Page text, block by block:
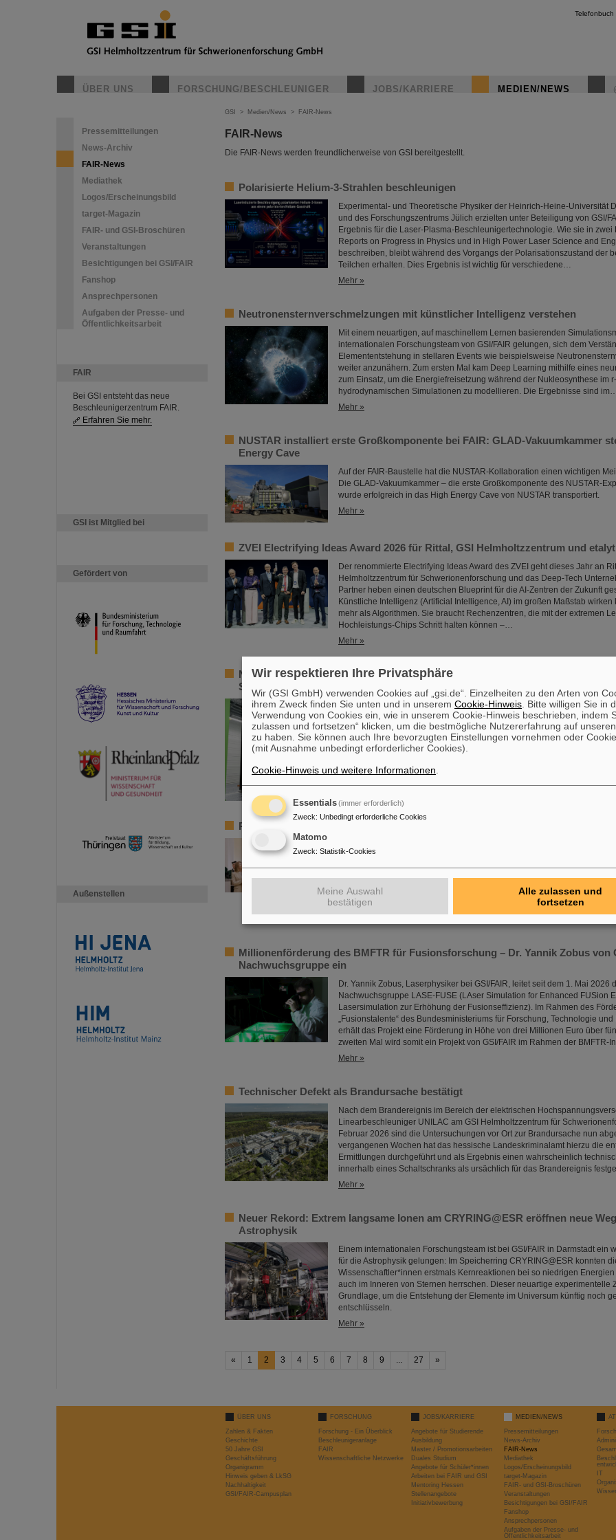
Telefonbuch
ÜBER UNS FORSCHUNG/BESCHLEUNIGER JOBS/KARRIERE MEDIEN/NEWS
Pressemitteilungen
News-Archiv
FAIR-News
Mediathek
Logos/Erscheinungsbild
target-Magazin
FAIR- und GSI-Broschüren
Veranstaltungen
Besichtigungen bei GSI/FAIR
Fanshop
Ansprechpersonen
Aufgaben der Presse- und
Öffentlichkeitsarbeit
FAIR
Bei GSI entsteht das neue
Beschleunigerzentrum FAIR.
Erfahren Sie mehr.
GSI ist Mitglied bei
Gefördert von
Außenstellen
GSI > Medien/News > FAIR-News
FAIR-News
Die FAIR-News werden freundlicherweise von GSI bereitgestellt.
Polarisierte Helium-3-Strahlen beschleunigen
Experimental- und Theoretische Physiker der Heinrich-Heine-Universität
und des Forschungszentrums Jülich erzielten unter Beteiligung von GSI/
Ergebnis für die Laser-Plasma-Beschleunigertechnologie. Wie sie in zwei
Reports on Progress in Physics und in High Power Laser Science and
beschreiben, bleibt während des Vorgangs der Polarisationszustand der
Teilchen erhalten. Dies Ergebnis ist wichtig für verschiedene…
Mehr »
Neutronensternverschmelzungen mit künstlicher Intelligenz verstehen
Mit einem neuartigen, auf maschinellem Lernen basierenden
internationalen Forschungsteam von GSI/FAIR gelungen, sich dem
Elemententstehung in stellaren Events wie beispielsweise
weiter anzunähern. Zum ersten Mal kam Deep Learning mithilfe eines
zum Einsatz, um die Energiefreisetzung während der Nukleosynthese im
hydrodynamischen Simulationen zu modellieren. Die Ergebnisse sind
Mehr »
NUSTAR installiert erste Großkomponente bei FAIR: GLAD-Vakuumkammer
Energy Cave
Auf der FAIR-Baustelle hat die NUSTAR-Kollaboration einen wichtigen
Die GLAD-Vakuumkammer – die erste Großkomponente des NUSTAR-
wurde erfolgreich in das High Energy Cave von NUSTAR transportiert.
Mehr »
ZVEI Electrifying Ideas Award 2026 für Rittal, GSI Helmholtzzentrum und
Der renommierte Electrifying Ideas Award des ZVEI geht dieses Jahr an
Helmholtzzentrum für Schwerionenforschung und das Deep-Tech
Partner heben einen deutschen Blueprint für die AI-Zentren der Zukunft
Künstliche Intelligenz (Artificial Intelligence, AI) im großen Maßstab wirken
mehr als Algorithmen. Sie braucht Rechenzentren, die mit der extremen
Hochleistungs-Chips Schritt halten können –…
Mehr »
Nominiert für den ZVEI Electrifying Ideas Award 2026 – Kühltechnik als
Souveränität
Der ZVEI hat einen deutschen Blueprint für die AI-Zentren der Zukunft als
nominiert: Damit Künstliche Intelligenz (Artificial Intelligence, AI) im großen
kann, braucht sie mehr als Algorithmen. Sie braucht Rechenzentren, die
Leistungsdichte der Hochleistungs-Chips Schritt halten können –
Europa. Rittal, das GSI Helmholtzzentrum für Schwerionenforschung und
Paolo Giubellino erhält Ehrendoktorwürde der Technischen Universität
Professor Paolo Giubellino, ehemaliger Wissenschaftlicher
ist von der Technischen Universität Warschau mit der Ehrendoktorwürde
worden. Sie wurde am 6. Mai 2026 im Rahmen einer feierlichen Sitzung
Technischen Universität Warschau verliehen. Die Universität würdigt
herausragende Beiträge zur Kern- und Teilchenphysik sowie seine
erfolgreiche Zusammenarbeit mit der Technischen Universität Warschau. ...
Millionenförderung des BMFTR für Fusionsforschung – Dr. Yannik Zobus von
Nachwuchsgruppe ein
Dr. Yannik Zobus, Laserphysiker bei GSI/FAIR, leitet seit dem 1. Mai 2026
Nachwuchsgruppe LASE-FUSE (LAser Simulation for Enhanced FUSion
Lasersimulation zur Erhöhung der Fusionseffizienz). Im Rahmen des
„Fusionstalente“ des Bundesministeriums für Forschung, Technologie
erhält das Projekt eine Förderung in Höhe von drei Millionen Euro über
zweiten Mal wird somit ein Projekt von GSI/FAIR im Rahmen der BMFTR-
Mehr »
Technischer Defekt als Brandursache bestätigt
Nach dem Brandereignis im Bereich der elektrischen
Linearbeschleuniger UNILAC am GSI Helmholtzzentrum für
Februar 2026 sind die Untersuchungen vor Ort zur Brandursache nun
vergangenen Wochen hat das hessische Landeskriminalamt hierzu die
Ermittlungen durchgeführt und als Ergebnis einen wahrscheinlich
innerhalb eines Schaltschranks als ursächlich für das Brandereignis
Mehr »
Neuer Rekord: Extrem langsame Ionen am CRYRING@ESR eröffnen neue
Astrophysik
Einem internationalen Forschungsteam ist bei GSI/FAIR in Darmstadt ein
für die Astrophysik gelungen: Im Speicherring CRYRING@ESR konnten
Wissenschaftler*innen erstmals Kernreaktionen bei so niedrigen
auch im Inneren von Sternen herrschen. Dieser neuartige experimentelle
Grundlage, um die Entstehung der Elemente im Universum künftig noch
entschlüsseln.
Mehr »
« 1 2 3 4 5 6 7 8 9 ... 27 »
ÜBER UNS
Zahlen & Fakten
Geschichte
50 Jahre GSI
Geschäftsführung
Organigramm
Hinweis geben & LkSG
Nachhaltigkeit
GSI/FAIR-Campusplan
FORSCHUNG
Forschung - Ein Überblick
Beschleunigeranlage
FAIR
Wissenschaftliche Netzwerke
JOBS/KARRIERE
Angebote für Studierende
Ausbildung
Master / Promotionsarbeiten
Duales Studium
Angebote für Schüler*innen
Arbeiten bei FAIR und GSI
Mentoring Hessen
Stellenangebote
Initiativbewerbung
MEDIEN/NEWS
Pressemitteilungen
News-Archiv
FAIR-News
Mediathek
Logos/Erscheinungsbild
target-Magazin
FAIR- und GSI-Broschüren
Veranstaltungen
Besichtigungen bei GSI/FAIR
Fanshop
Ansprechpersonen
Aufgaben der Presse- und
Öffentlichkeitsarbeit
IT
Wir respektieren Ihre Privatsphäre
Wir (GSI GmbH) verwenden Cookies auf „gsi.de“. Einzelheiten zu den Arten von
ihrem Zweck finden Sie unten und in unserem Cookie-Hinweis . Bitte willigen Sie in
Verwendung von Cookies ein, wie in unserem Cookie-Hinweis beschrieben, indem
zulassen und fortsetzen“ klicken, um die bestmögliche Nutzererfahrung auf
zu haben. Sie können auch Ihre bevorzugten Einstellungen vornehmen oder
(mit Ausnahme unbedingt erforderlicher Cookies).
Cookie-Hinweis und weitere Informationen
Essentials(immer erforderlich)
Zweck: Unbedingt erforderliche Cookies
Matomo
Zweck: Statistik-Cookies
Meine Auswahl
bestätigen
Alle zulassen und
fortsetzen